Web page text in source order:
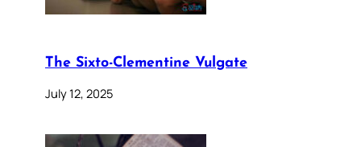
The Sixto-Clementine Vulgate
July 12, 2025